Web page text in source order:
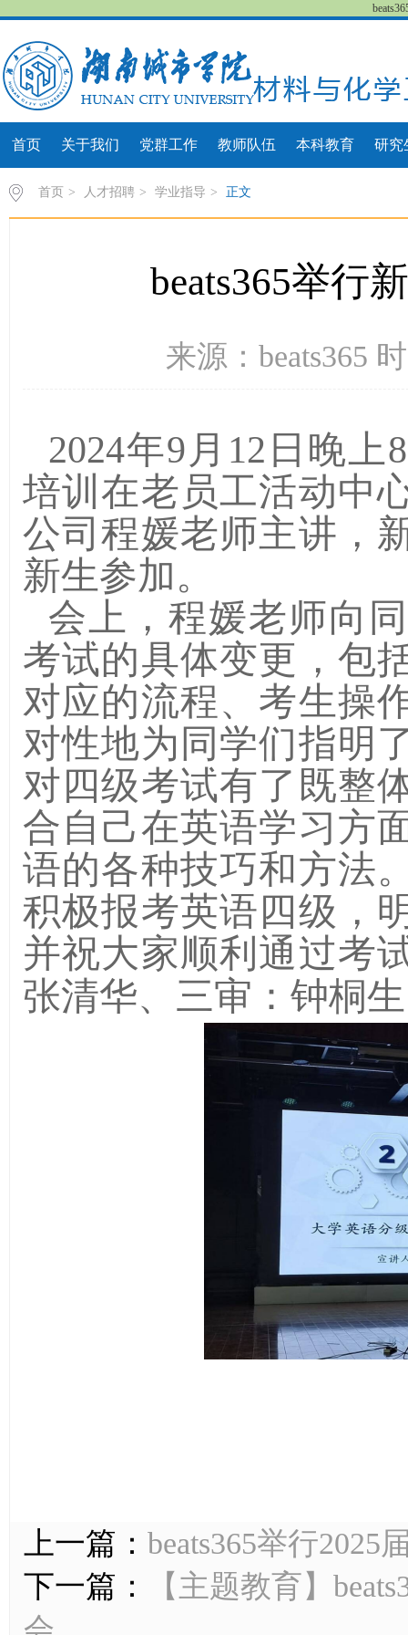
首页 关于我们 党群工作 教师队伍 本科教育 研究
首页 > 人才招聘 > 学业指导 > 正文
beats365举行
来源：beats365
2024年9 月 12 日 晚上8
培训 在老员工活动中
公司程媛老师主讲，
新生参加。
会上，程媛老师向
考试的具体变更，包
对应的流程、考生操
对性地为同学们指明
对四级考试有了既整
合自己在英语学习方
语的各种技巧和方法
积极报考英语四级，
并祝大家顺利通过考
张清华、三审：钟桐
上一篇： beats365举行2025
下一篇：
【主题教育】